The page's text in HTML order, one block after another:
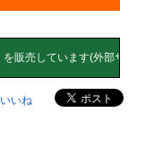
いいね